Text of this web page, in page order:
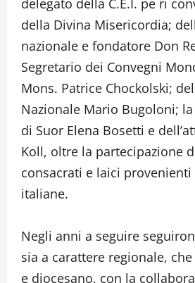
delegato della C.E.I. pe ri
della Divina Misericordia;
nazionale e fondatore Don
Segretario dei Convegni
Mons. Patrice Chockolski;
Nazionale Mario Bugoloni;
di Suor Elena Bosetti e
Koll, oltre la partecipazione
consacrati e laici
italiane.
Negli anni a seguire
sia a carattere regionale,
e diocesano, con la